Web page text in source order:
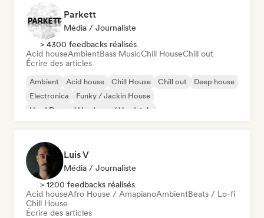
Parkett
Média / Journaliste
> 4300 feedbacks réalisés
Acid houseAmbientBass MusicChill HouseChill out
Écrire des articles
Ambient Acid house Chill House Chill out
Deep house
Electronica
Funky / Jackin House
Hard Dance / Hardcore / Hardstyle
Luis V
Média / Journaliste
> 1200 feedbacks réalisés
Acid houseAfro House / AmapianoAmbientBeats / Lo-fi
Chill House
Écrire des articles